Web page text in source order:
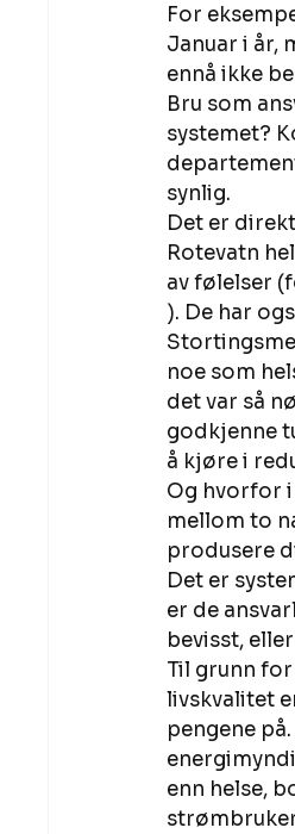
For
Januar i år,
ennå ikke
Bru som
systemet?
synlig.
Det er
Rotevatn
av følelser
). De har
noe som
det var så
godkjenne
å kjøre i
Og hvorfor
mellom to
produsere
Det er
er de
bevisst,
Til grunn
livskvalitet
pengene
enn helse,